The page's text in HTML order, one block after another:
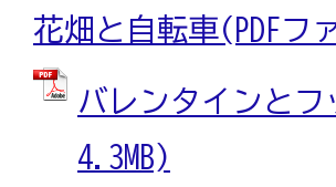
花畑と自転車(PDFフ
バレンタインと
4.3MB)